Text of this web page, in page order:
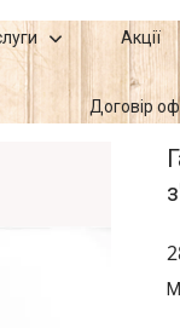
Акції
Договір